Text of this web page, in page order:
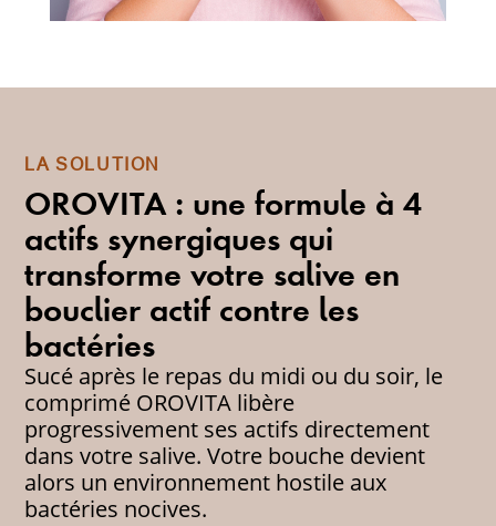
LA SOLUTION
OROVITA : une formule à 4
actifs synergiques qui
transforme votre salive en
bouclier actif contre les
bactéries
Sucé après le repas du midi ou du soir, le
comprimé OROVITA libère
progressivement ses actifs directement
dans votre salive. Votre bouche devient
alors un environnement hostile aux
bactéries nocives.